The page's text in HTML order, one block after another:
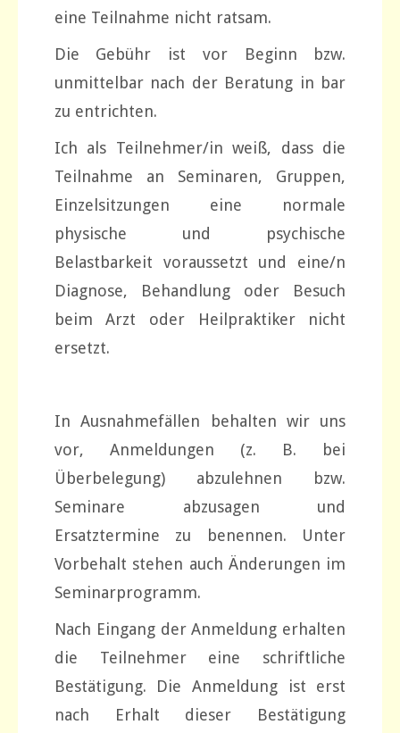
eine Teilnahme nicht ratsam.
Die Gebühr ist vor Beginn bzw.
unmittelbar nach der Beratung in bar
zu entrichten.
Ich als Teilnehmer/in weiß, dass die
Teilnahme an Seminaren, Gruppen,
Einzelsitzungen eine normale
physische und psychische
Belastbarkeit voraussetzt und eine/n
Diagnose, Behandlung oder Besuch
beim Arzt oder Heilpraktiker nicht
ersetzt.
In Ausnahmefällen behalten wir uns
vor, Anmeldungen (z. B. bei
Überbelegung) abzulehnen bzw.
Seminare abzusagen und
Ersatztermine zu benennen. Unter
Vorbehalt stehen auch Änderungen im
Seminarprogramm.
Nach Eingang der Anmeldung erhalten
die Teilnehmer eine schriftliche
Bestätigung. Die Anmeldung ist erst
nach Erhalt dieser Bestätigung